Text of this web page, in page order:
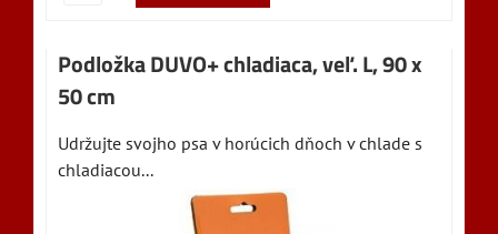
Podložka DUVO+ chladiaca, veľ. L, 90 x
50 cm
Udržujte svojho psa v horúcich dňoch v chlade s
chladiacou...